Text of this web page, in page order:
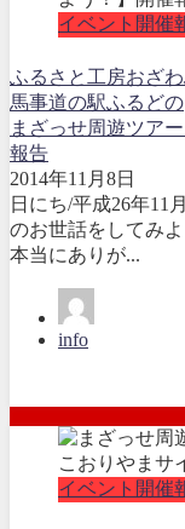
イベント開催
ふるさと工房おざ
馬事道の駅ふるどの
まざっせ周遊ツア
報告
2014年11月8日
日にち/平成26年11
のお世話をしてみ
本当にありが...
info
イベント開催